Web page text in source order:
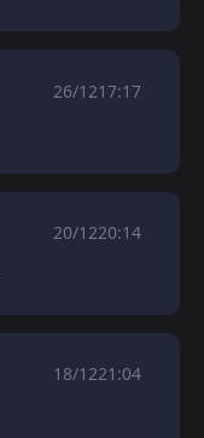
26/1217:17
20/1220:14
18/1221:04